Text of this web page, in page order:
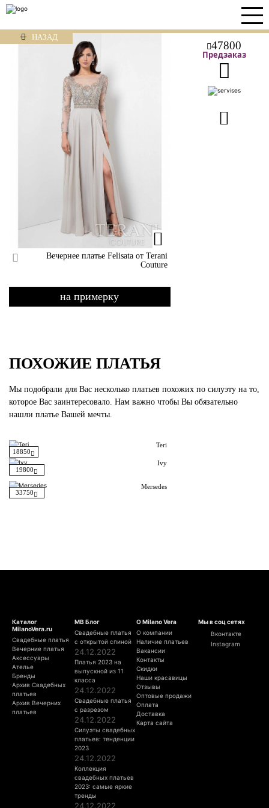
НАЗАД
47800
Предзаказ
Вечернее платье Felisata от Terani
Couture
на примерку
ПОХОЖИЕ ПЛАТЬЯ
Мы подобрали для Вас несколько платьев похожих по силуэту на то,
которое Вас заинтересовало. Нам важно чтобы Вы обязательно
нашли платье Вашей мечты.
18850
Teri
19800
Ivy
33750
Mersedes
Каталог
MilanoVera.ru
Свадебные платья
Вечерние платья
Аксессуары
Ателье
Бренды
Архив Свадебных
платьев
Архив Вечерних
платьев
МВ Блог
Свадебные платья
с открытой спиной
24.12.2022
Платья 2023 на
выпускной из 11
класса
24.12.2022
Свадебные платья
с разрезом
24.12.2022
Силуэты свадебных
платьев: тенденции
2023
24.12.2022
Коллекция
свадебных платьев
2023: самые яркие
тренды
24.12.2022
О Milano Vera
О компании
Наличие платьев
Вакансии
Контакты
Скидки
Наши красавицы
Отзывы
Оптовые продажи
Оплата
Доставка
Карта сайта
Мы в соц сетях
Вконтакте
Instagram